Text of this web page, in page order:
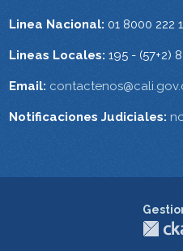
Linea Nacional: 01 8000 222
Lineas Locales: 195 - (57+2)
Email:
Notificaciones Judiciales: